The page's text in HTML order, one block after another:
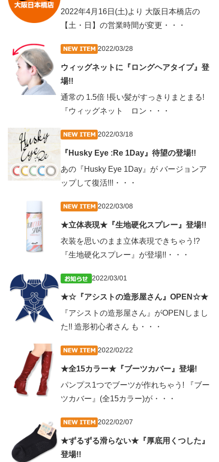
2022年4月16日(土)より 大阪日本橋店の
【土・日】の営業時間が変更・・・
2022/03/28
ウィッグネットに『ロングヘアタイプ』登
場!!
通常の 1.5倍 !長い髪がすっきりまとまる!
『ウィッグネット ロン・・・
2022/03/18
『Husky Eye :Re 1Day』待望の登場!!
あの『Husky Eye 1Day』が バージョンア
ップして復活!!!・・・
2022/03/08
★立体表現★『生地硬化スプレー』登場!!
衣装を思いのまま立体表現できちゃう!?
『生地硬化スプレー』が登場!!・・・
2022/03/01
★☆『アシストの造形屋さん』OPEN☆★
『アシストの造形屋さん』がOPENしまし
た!! 造形初心者さん も・・・
2022/02/22
★全15カラー★『ブーツカバー』登場!
パンプス1つでブーツが作れちゃう! 『ブー
ツカバー』(全15カラー)が・・・
2022/02/07
★ずるずる滑らない★『厚底用くつした』
登場!!